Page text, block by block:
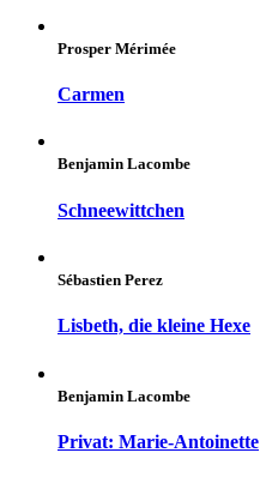
Prosper Mérimée
Carmen
Benjamin Lacombe
Schneewittchen
Sébastien Perez
Lisbeth, die kleine Hexe
Benjamin Lacombe
Privat: Marie-Antoinette